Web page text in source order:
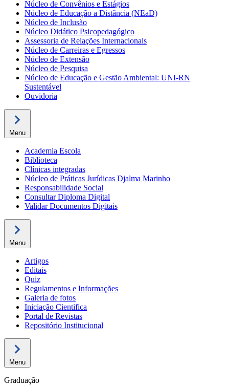
Núcleo de Convênios e Estágios
Núcleo de Educação a Distância (NEaD)
Núcleo de Inclusão
Núcleo Didático Psicopedagógico
Assessoria de Relações Internacionais
Núcleo de Carreiras e Egressos
Núcleo de Extensão
Núcleo de Pesquisa
Núcleo de Educação e Gestão Ambiental: UNI-RN
Sustentável
Ouvidoria
Menu
Academia Escola
Biblioteca
Clínicas integradas
Núcleo de Práticas Jurídicas Djalma Marinho
Responsabilidade Social
Consultar Diploma Digital
Validar Documentos Digitais
Menu
Artigos
Editais
Quiz
Regulamentos e Informações
Galeria de fotos
Iniciação Cientifica
Portal de Revistas
Repositório Institucional
Menu
Graduação